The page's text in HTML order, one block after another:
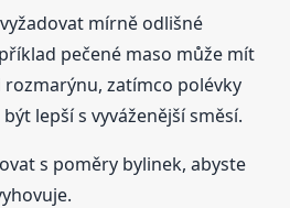
mírně odlišné
pečené maso může mít
zatímco polévky
lepší s vyváženější směsí.
s poměry bylinek, abyste